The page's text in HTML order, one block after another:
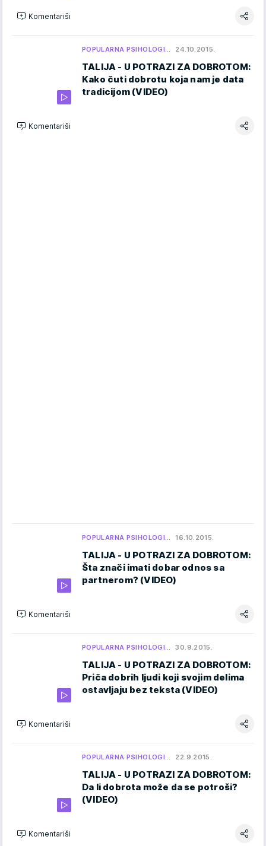
Komentariši
POPULARNA PSIHOLOGI… 24.10.2015.
TALIJA - U POTRAZI ZA DOBROTOM:
Kako čuti dobrotu koja nam je data
tradicijom (VIDEO)
Komentariši
POPULARNA PSIHOLOGI… 16.10.2015.
TALIJA - U POTRAZI ZA DOBROTOM:
Šta znači imati dobar odnos sa
partnerom? (VIDEO)
Komentariši
POPULARNA PSIHOLOGI… 30.9.2015.
TALIJA - U POTRAZI ZA DOBROTOM:
Priča dobrih ljudi koji svojim delima
ostavljaju bez teksta (VIDEO)
Komentariši
POPULARNA PSIHOLOGI… 22.9.2015.
TALIJA - U POTRAZI ZA DOBROTOM:
Da li dobrota može da se potroši?
(VIDEO)
Komentariši